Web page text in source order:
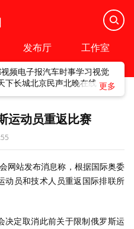
发布厅 工作室
频电子报汽车时事学习视觉
下长城北京民声北晚在线
运动员重返比赛
网站发布消息称，根据国际奥委
动员和技术人员重返国际排联所
决定取消此前关于限制俄罗斯运